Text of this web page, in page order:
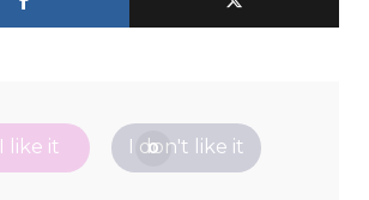
I like it 0
I don't like it